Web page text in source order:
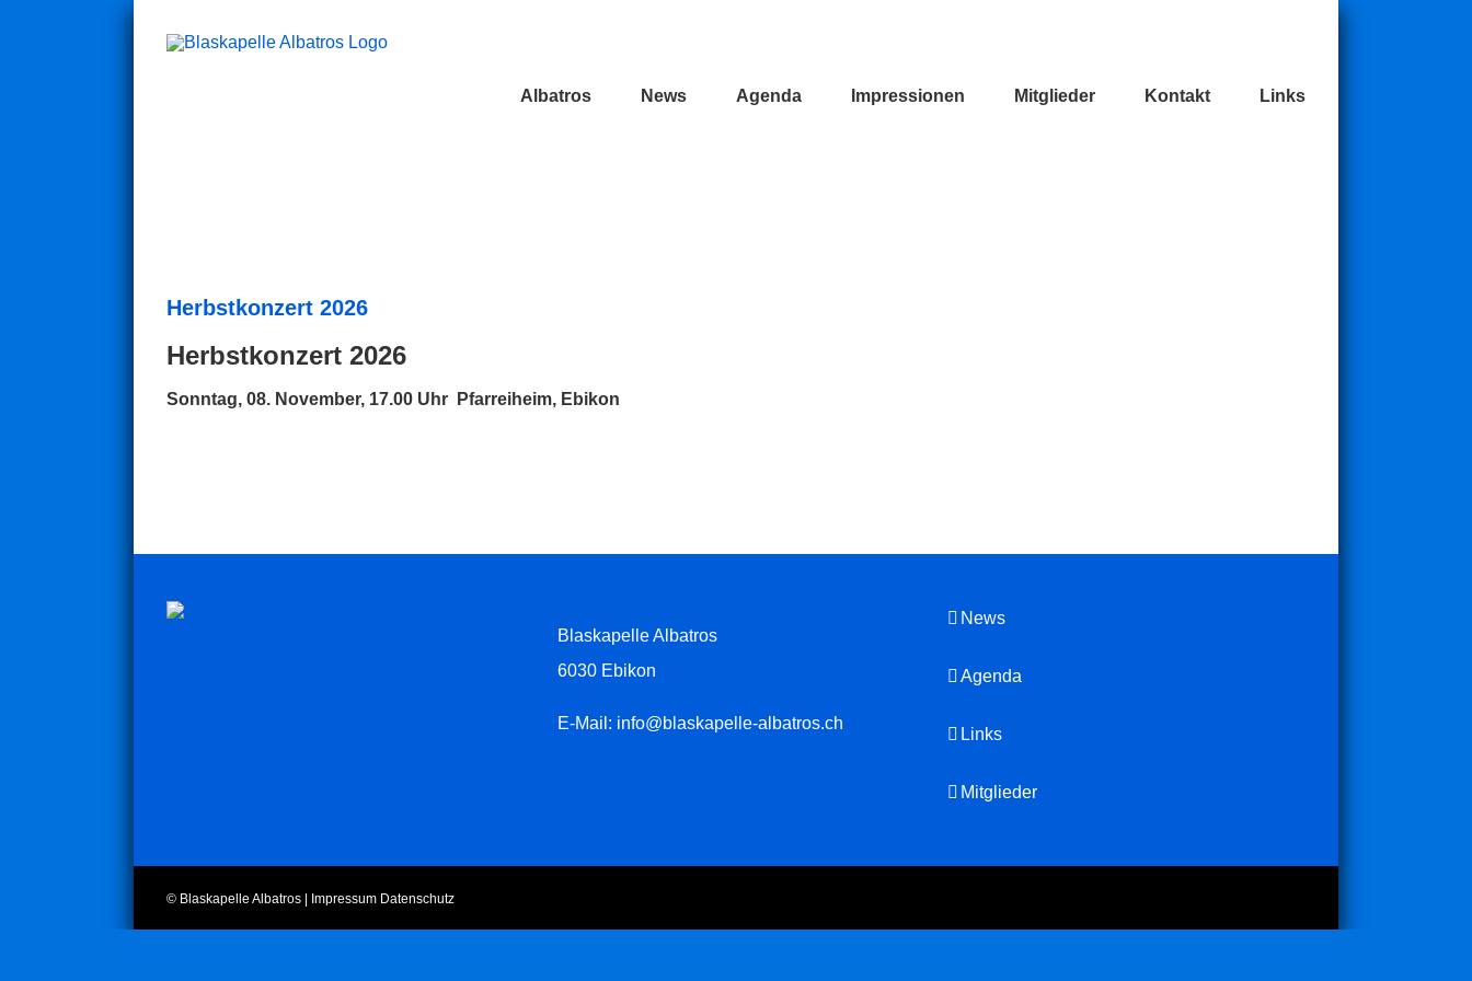
Albatros News Agenda Impressionen Mitglieder Kontakt Links
Herbstkonzert 2026
Herbstkonzert 2026
Sonntag, 08. November, 17.00 Uhr Pfarreiheim, Ebikon
Blaskapelle Albatros
6030 Ebikon
E-Mail: info@blaskapelle-albatros.ch
News
Agenda
Links
Mitglieder
© Blaskapelle Albatros | Impressum Datenschutz